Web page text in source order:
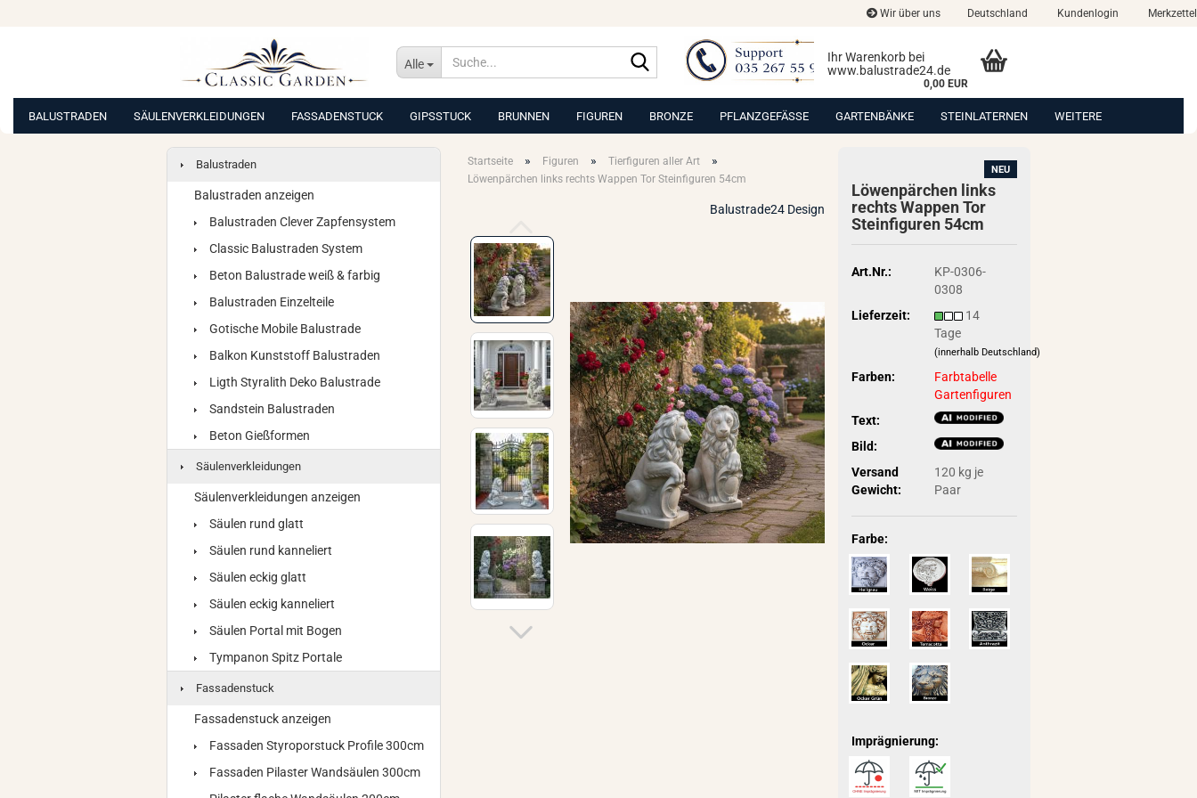
Wir über uns Deutschland Kundenlogin Merkzettel
Alle
Suche...
Ihr Warenkorb bei
www.balustrade24.de
0,00 EUR
BALUSTRADEN SÄULENVERKLEIDUNGEN FASSADENSTUCK GIPSSTUCK BRUNNEN FIGUREN BRONZE PFLANZGEFÄSSE GARTENBÄNKE STEINLATERNEN WEITERE
Startseite » Figuren » Tierfiguren aller Art »
Löwenpärchen links rechts Wappen Tor Steinfiguren 54cm
Balustrade24 Design
NEU
Lö­wen­pär­chen links
rechts Wap­pen Tor
Stein­fi­gu­ren 54cm
Art.Nr.:
KP-0306-
0308
Lieferzeit:
14
Tage
(innerhalb Deutschland)
Farben:
Farbtabelle
Gartenfiguren
Text:
Bild:
Versand
Gewicht:
120 kg je
Paar
Farbe:
Imprägnierung:
Balustraden
Balustraden anzeigen
Balustraden Clever Zapfensystem
Classic Balustraden System
Beton Balustrade weiß & farbig
Balustraden Einzelteile
Gotische Mobile Balustrade
Balkon Kunststoff Balustraden
Ligth Styralith Deko Balustrade
Sandstein Balustraden
Beton Gießformen
Säulenverkleidungen
Säulenverkleidungen anzeigen
Säulen rund glatt
Säulen rund kanneliert
Säulen eckig glatt
Säulen eckig kanneliert
Säulen Portal mit Bogen
Tympanon Spitz Portale
Fassadenstuck
Fassadenstuck anzeigen
Fassaden Styroporstuck Profile 300cm
Fassaden Pilaster Wandsäulen 300cm